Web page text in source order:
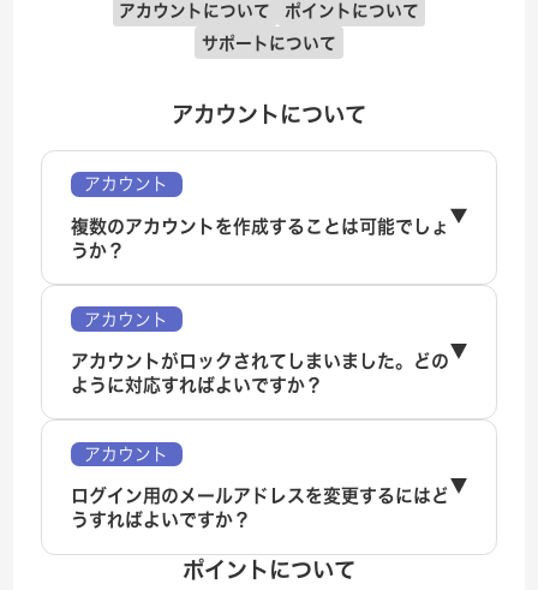
アカウントについて
ポイントについて
サポートについて
アカウントについて
アカウント
複数のアカウントを作成することは可能でしょ
うか？
アカウント
アカウントがロックされてしまいました。どの
ように対応すればよいですか？
アカウント
ログイン用のメールアドレスを変更するにはど
うすればよいですか？
ポイントについて